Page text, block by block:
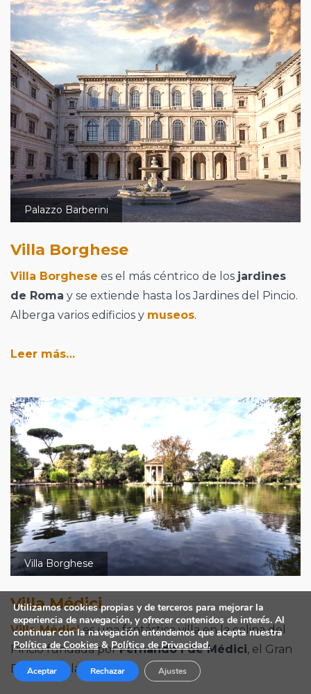
Palazzo Barberini
Villa Borghese
Villa Borghese es el más céntrico de los jardines
de Roma y se extiende hasta los Jardines del Pincio.
Alberga varios edificios y museos.
Leer más…
Villa Borghese
Villa Médici
Villa Médicies una fantástica villa en la colina del
Pincio fundada porFernando I de Médici, el Gran
Duque de la Toscana.
Utilizamos cookies propias y de terceros para mejorar la
experiencia de navegación, y ofrecer contenidos de interés. Al
continuar con la navegación entendemos que acepta nuestra
Política de Cookies&Política de Privacidad.
Aceptar Rechazar Ajustes